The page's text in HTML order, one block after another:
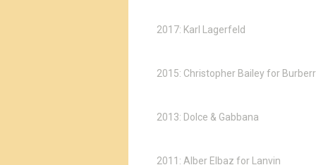
2017: Karl Lagerfeld
2015: Christopher Bailey for
2013: Dolce & Gabbana
2011: Alber Elbaz for Lanvin